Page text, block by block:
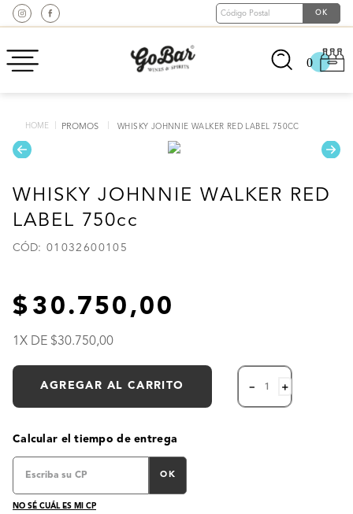
0
PROMOS WHISKY JOHNNIE WALKER RED LABEL 750CC
WHISKY JOHNNIE WALKER RED
LABEL 750cc
: 01032600105
30.750,00
1 X DE 30.750,00
AGREGAR AL CARRITO ＋
－
Calcular el tiempo de entrega
OK
NO SÉ CUÁL ES MI CP